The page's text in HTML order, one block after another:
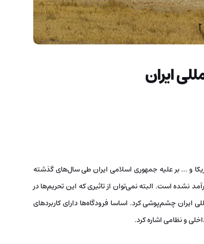
ایران
و … بر علیه جمهوری اسلامی ایران طی سال‌های گذشته
نشده است. البته نمی‌توان از تاثیری که این تحریم‌ها در
ایران چشم‌پوشی کرد. اساسا فرودگاه‌ها دارای کاربردهای
و نظامی اشاره کرد.